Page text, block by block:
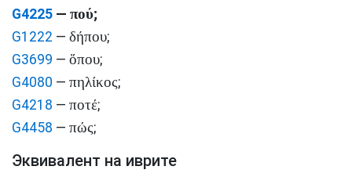
G4225 — πού;
G1222 — δήπου;
G3699 — ὅπου;
G4080 — πηλίκος;
G4218 — ποτέ;
G4458 — πώς;
Эквивалент на иврите